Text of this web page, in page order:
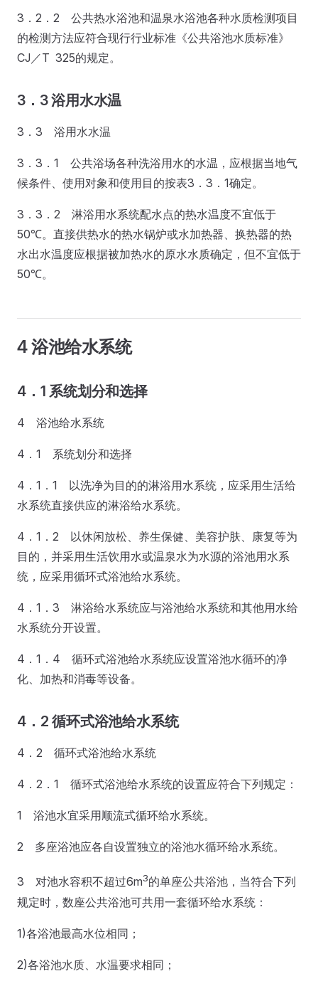
3．2．2 公共热水浴池和温泉水浴池各种水质检测项目
的检测方法应符合现行行业标准《公共浴池水质标准》
CJ／T 325的规定。
3．3 浴用水水温
3．3 浴用水水温
3．3．1 公共浴场各种洗浴用水的水温，应根据当地气
候条件、使用对象和使用目的按表3．3．1确定。
3．3．2 淋浴用水系统配水点的热水温度不宜低于
50℃。直接供热水的热水锅炉或水加热器、换热器的热
水出水温度应根据被加热水的原水水质确定，但不宜低于
50℃。
4 浴池给水系统
4．1 系统划分和选择
4 浴池给水系统
4．1 系统划分和选择
4．1．1 以洗净为目的的淋浴用水系统，应采用生活给
水系统直接供应的淋浴给水系统。
4．1．2 以休闲放松、养生保健、美容护肤、康复等为
目的，并采用生活饮用水或温泉水为水源的浴池用水系
统，应采用循环式浴池给水系统。
4．1．3 淋浴给水系统应与浴池给水系统和其他用水给
水系统分开设置。
4．1．4 循环式浴池给水系统应设置浴池水循环的净
化、加热和消毒等设备。
4．2 循环式浴池给水系统
4．2 循环式浴池给水系统
4．2．1 循环式浴池给水系统的设置应符合下列规定：
1 浴池水宜采用顺流式循环给水系统。
2 多座浴池应各自设置独立的浴池水循环给水系统。
3 对池水容积不超过6m3的单座公共浴池，当符合下列
规定时，数座公共浴池可共用一套循环给水系统：
1)各浴池最高水位相同；
2)各浴池水质、水温要求相同；